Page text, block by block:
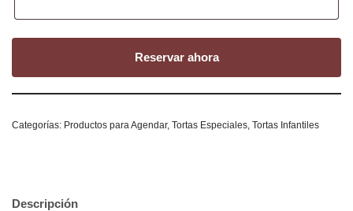
Reservar ahora
Categorías: Productos para Agendar, Tortas Especiales, Tortas Infantiles
Descripción